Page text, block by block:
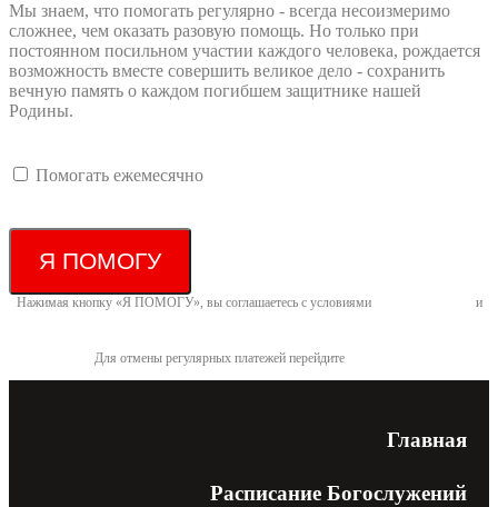
Мы знаем, что помогать регулярно - всегда несоизмеримо
сложнее, чем оказать разовую помощь. Но только при
постоянном посильном участии каждого человека, рождается
возможность вместе совершить великое дело - сохранить
вечную память о каждом погибшем защитнике нашей
Родины.
Помогать ежемесячно
Я ПОМОГУ
Нажимая кнопку «Я ПОМОГУ», вы соглашаетесь с условиями
и
Для отмены регулярных платежей перейдите
Главная
Расписание Богослужений